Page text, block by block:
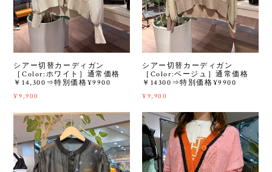
シアー切替カーディガン
［Color:ホワイト］通常価格
￥14,300⇒特別価格¥9900
¥9,900
シアー切替カーディガン
［Color:ベージュ］通常価格
￥14300⇒特別価格¥9900
¥9,900